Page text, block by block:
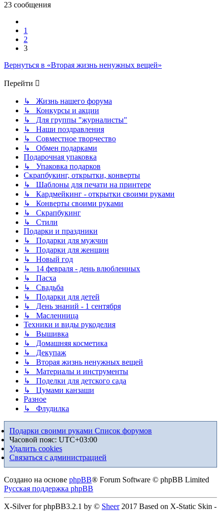
23 сообщения
1
2
3
Вернуться в «Вторая жизнь ненужных вещей»
Перейти
↳ Жизнь нашего форума
↳ Конкурсы и акции
↳ Для группы "журналисты"
↳ Наши поздравления
↳ Совместное творчество
↳ Обмен подарками
Подарочная упаковка
↳ Упаковка подарков
Скрапбукинг, открытки, конверты
↳ Шаблоны для печати на принтере
↳ Кардмейкинг - открытки своими руками
↳ Конверты своими руками
↳ Скрапбукинг
↳ Стили
Подарки и праздники
↳ Подарки для мужчин
↳ Подарки для женщин
↳ Новый год
↳ 14 февраля - день влюбленных
↳ Пасха
↳ Свадьба
↳ Подарки для детей
↳ День знаний - 1 сентября
↳ Масленница
Техники и виды рукоделия
↳ Вышивка
↳ Домашняя косметика
↳ Декупаж
↳ Вторая жизнь ненужных вещей
↳ Материалы и инструменты
↳ Поделки для детского сада
↳ Цумами канзаши
Разное
↳ Флудилка
Подарки своими руками Список форумов
Часовой пояс: UTC+03:00
Удалить cookies
Связаться с администрацией
Создано на основе phpBB® Forum Software © phpBB Limited
Русская поддержка phpBB
X-Silver for phpBB3.2.1 by © Sheer2017 Based on X-Static Skin -